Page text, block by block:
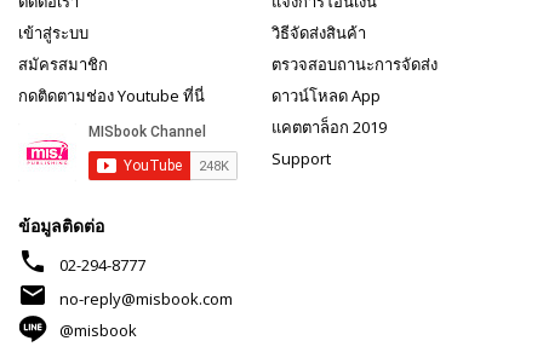
เข้าสู่ระบบ
สมัครสมาชิก
กดติดตามช่อง Youtube ที่นี่
วิธีจัดส่งสินค้า
ตรวจสอบถานะการจัดส่ง
ดาวน์โหลด App
แคตตาล็อก 2019
Support
ข้อมูลติดต่อ
phone 02-294-8777
mail
no-reply@misbook.com
@misbook